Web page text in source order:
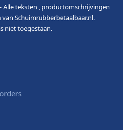
Alle teksten , productomschrijvingen
Schuimrubberbetaalbaar.nl.
niet toegestaan.